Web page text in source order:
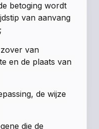
betoging wordt
van aanvang
van
en de plaats van
de wijze
die de